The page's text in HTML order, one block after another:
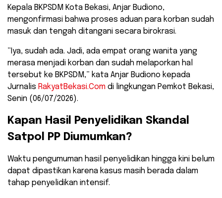
Kepala BKPSDM Kota Bekasi, Anjar Budiono,
mengonfirmasi bahwa proses aduan para korban sudah
masuk dan tengah ditangani secara birokrasi.
​”Iya, sudah ada. Jadi, ada empat orang wanita yang
merasa menjadi korban dan sudah melaporkan hal
tersebut ke BKPSDM,” kata Anjar Budiono kepada
Jurnalis RakyatBekasi.Com di lingkungan Pemkot Bekasi,
Senin (06/07/2026).
​Kapan Hasil Penyelidikan Skandal
Satpol PP Diumumkan?
​Waktu pengumuman hasil penyelidikan hingga kini belum
dapat dipastikan karena kasus masih berada dalam
tahap penyelidikan intensif.